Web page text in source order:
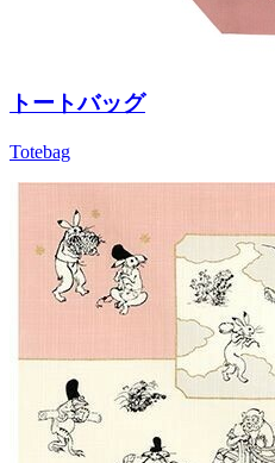
トートバッグ
Totebag